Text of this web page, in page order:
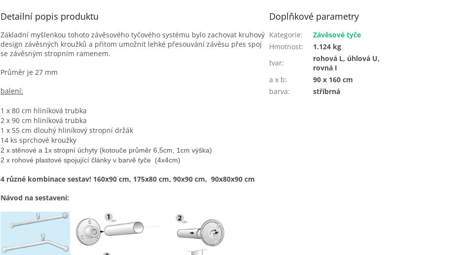
Detailní popis produktu
Základní myšlenkou tohoto závěsového tyčového systému bylo zachovat kruhový
design závěsných kroužků a přitom umožnit lehké přesouvání závěsu přes spoj
se závěsným stropním ramenem.
Průměr je 27 mm
balení:
1 x 80 cm hliníková trubka
2 x 90 cm hliníková trubka
1 x 55 cm dlouhý hliníkový stropní držák
14 ks sprchové kroužky
2 x stěnové a 1x stropní úchyty (kotouče průměr 6,5cm, 1cm výška)
2 x rohové plastové spojující články v barvě tyče (4x4cm)
4 různé kombinace sestav! 160x90 cm, 175x80 cm, 90x90 cm, 90x80x90 cm
Návod na sestavení:
Doplňkové parametry
Kategorie:
Závěsové tyče
Hmotnost:
1.124 kg
tvar:
rohová L, úhlová U,
rovná I
a x b:
90 x 160 cm
barva: stříbrná